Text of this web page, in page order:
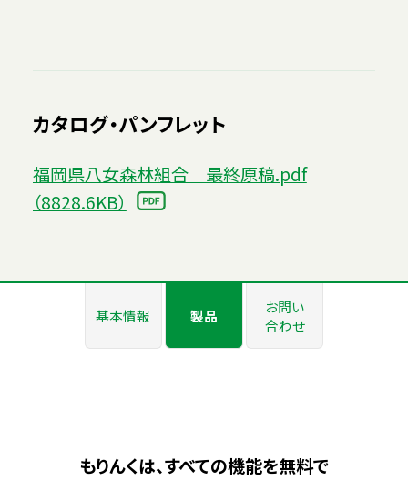
カタログ・パンフレット
福岡県八女森林組合 最終原稿.pdf
（8828.6KB）
基本情報 製品
お問い
合わせ
もりんくは、すべての機能を無料で